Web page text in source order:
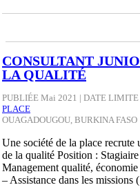
CONSULTANT
LA QUALITÉ
PUBLIÉE Mai 2021 | DATE
PLACE
OUAGADOUGOU, BURKINA FASO
Une société de la place
de la qualité Position :
Management qualité,
– Assistance dans les